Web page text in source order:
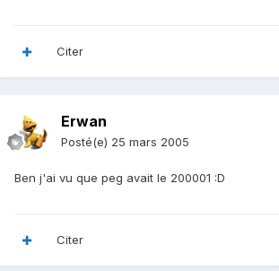
Citer
Erwan
Posté(e) 25 mars 2005
Ben j'ai vu que peg avait le 200001 :D
Citer